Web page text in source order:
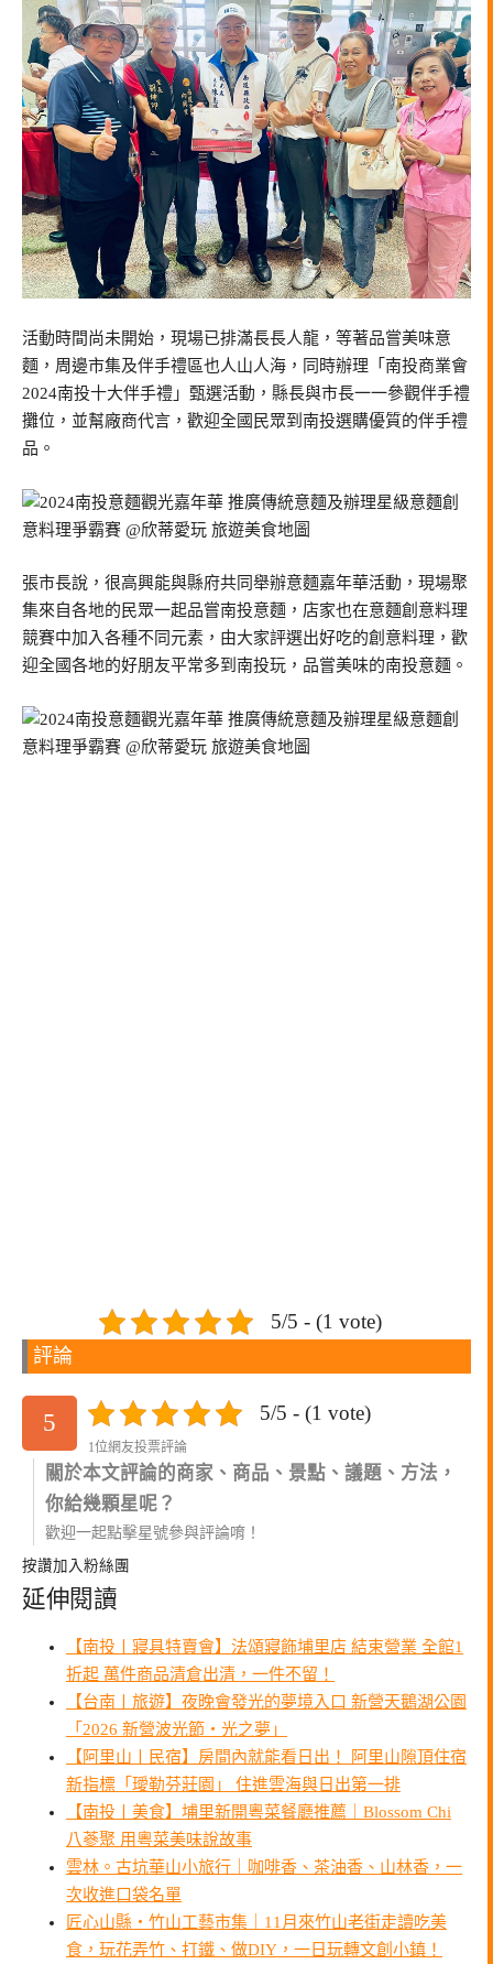
活動時間尚未開始，現場已排滿長長人龍，等著品嘗美味意
麵，周邊市集及伴手禮區也人山人海，同時辦理「南投商業會
2024南投十大伴手禮」甄選活動，縣長與市長一一參觀伴手禮
攤位，並幫廠商代言，歡迎全國民眾到南投選購優質的伴手禮
品。
張市長說，很高興能與縣府共同舉辦意麵嘉年華活動，現場聚
集來自各地的民眾一起品嘗南投意麵，店家也在意麵創意料理
競賽中加入各種不同元素，由大家評選出好吃的創意料理，歡
迎全國各地的好朋友平常多到南投玩，品嘗美味的南投意麵。
5/5 - (1 vote)
評論
5 5/5 - (1 vote)
1位網友投票評論
關於本文評論的商家、商品、景點、議題、方法，
你給幾顆星呢？
歡迎一起點擊星號參與評論唷！
按讚加入粉絲團
延伸閱讀
【南投〡寢具特賣會】法頌寢飾埔里店 結束營業 全館1
折起 萬件商品清倉出清，一件不留！
【台南〡旅遊】夜晚會發光的夢境入口 新營天鵝湖公園
「2026 新營波光節・光之夢」
【阿里山〡民宿】房間內就能看日出！ 阿里山隙頂住宿
新指標「璦勒芬莊園」 住進雲海與日出第一排
【南投〡美食】埔里新開粵菜餐廳推薦｜Blossom Chi
八蔘聚 用粵菜美味說故事
雲林。古坑華山小旅行｜咖啡香、茶油香、山林香，一
次收進口袋名單
匠心山縣・竹山工藝市集｜11月來竹山老街走讀吃美
食，玩花弄竹、打鐵、做DIY，一日玩轉文創小鎮！